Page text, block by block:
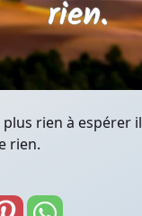
rien à espérer
rien.